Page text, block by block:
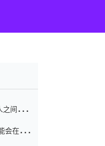
间的第
会在下